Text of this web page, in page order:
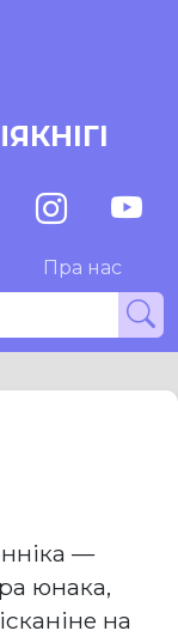
Пра нас
—
юнака,
на